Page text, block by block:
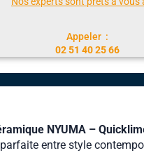
Appeler :
02 51 40 25 66
NYUMA –
parfaite entre style